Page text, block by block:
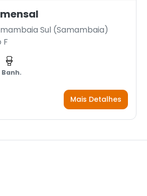
mensal
Sul (Samambaia)
F
Banh.
Mais Detalhes